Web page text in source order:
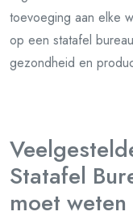
toevoeging aan elke
op een statafel
gezondheid en
Statafel
moet weten